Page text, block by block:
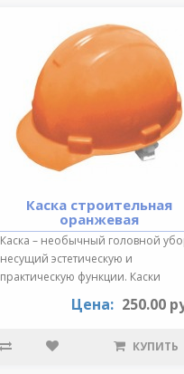
Каска строительная
оранжевая
Каска – необычный головной
несущий эстетическую и
практическую функции. Каски
Цена: 250.00
КУПИТЬ